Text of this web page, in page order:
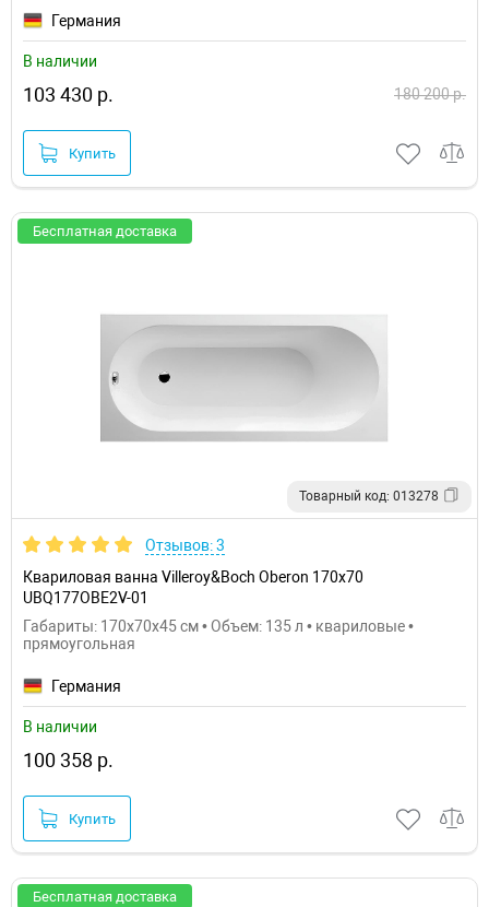
Германия
В наличии
103 430 р. 180 200 р.
Купить
Бесплатная доставка
Товарный код: 013278
Отзывов: 3
Квариловая ванна Villeroy&Boch Oberon 170x70
UBQ177OBE2V-01
Габариты: 170x70x45 см • Объем: 135 л • квариловые •
прямоугольная
Германия
В наличии
100 358 р.
Купить
Бесплатная доставка